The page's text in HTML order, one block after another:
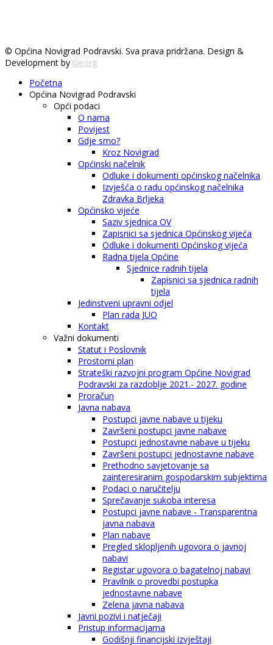
© Općina Novigrad Podravski. Sva prava pridržana. Design &
Development by Georg
Početna
Općina Novigrad Podravski
Opći podaci
O nama
Povijest
Gdje smo?
Kroz Novigrad
Općinski načelnik
Odluke i dokumenti općinskog načelnika
Izvješća o radu općinskog načelnika
Zdravka Brljeka
Općinsko vijeće
Saziv sjednica OV
Zapisnici sa sjednica Općinskog vijeća
Odluke i dokumenti Općinskog vijeća
Radna tijela Općine
Sjednice radnih tijela
Zapisnici sa sjednica radnih
tijela
Jedinstveni upravni odjel
Plan rada JUO
Kontakt
Važni dokumenti
Statut i Poslovnik
Prostorni plan
Strateški razvojni program Općine Novigrad
Podravski za razdoblje 2021.- 2027. godine
Proračun
Javna nabava
Postupci javne nabave u tijeku
Završeni postupci javne nabave
Postupci jednostavne nabave u tijeku
Završeni postupci jednostavne nabave
Prethodno savjetovanje sa
zainteresiranim gospodarskim subjektima
Podaci o naručitelju
Sprečavanje sukoba interesa
Postupci javne nabave - Transparentna
javna nabava
Plan nabave
Pregled sklopljenih ugovora o javnoj
nabavi
Registar ugovora o bagatelnoj nabavi
Pravilnik o provedbi postupka
jednostavne nabave
Zelena javna nabava
Javni pozivi i natječaji
Pristup informacijama
Godišnji financijski izvještaji